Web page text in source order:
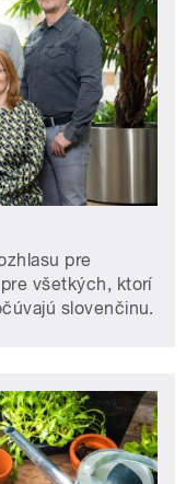
pre
všetkých, ktorí
slovenčinu.